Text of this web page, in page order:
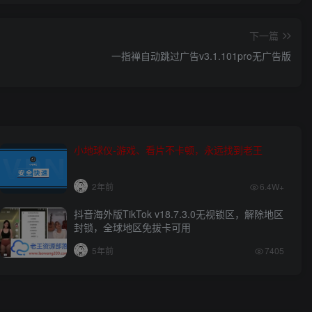
下一篇
一指禅自动跳过广告v3.1.101pro无广告版
小地球仪-游戏、看片不卡顿，永远找到老王
2年前 6.4W+
抖音海外版TikTok v18.7.3.0无视锁区，解除地区
封锁，全球地区免拔卡可用
5年前 7405